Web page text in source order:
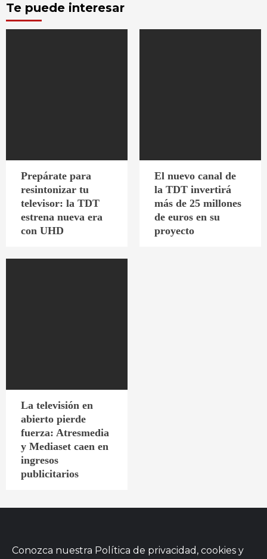
Te puede interesar
Prepárate para
resintonizar tu
televisor: la TDT
estrena nueva era
con UHD
El nuevo canal de
la TDT invertirá
más de 25 millones
de euros en su
proyecto
La televisión en
abierto pierde
fuerza: Atresmedia
y Mediaset caen en
ingresos
publicitarios
Conozca nuestra Política de privacidad, cookies y